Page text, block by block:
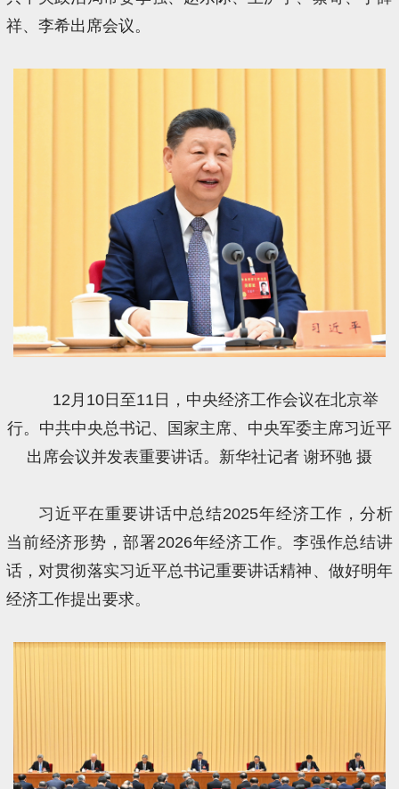
祥、李希出席会议。
12月10日至11日，中央经济工作会议在北京举
行。中共中央总书记、国家主席、中央军委主席习近平
出席会议并发表重要讲话。新华社记者 谢环驰 摄
习近平在重要讲话中总结2025年经济工作，分析
当前经济形势，部署2026年经济工作。李强作总结讲
话，对贯彻落实习近平总书记重要讲话精神、做好明年
经济工作提出要求。